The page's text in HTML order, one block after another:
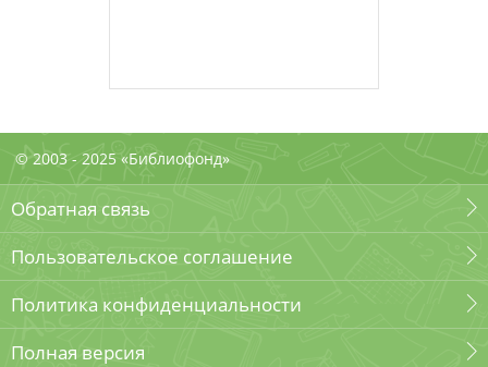
© 2003 - 2025 «Библиофонд»
Обратная связь
Пользовательское соглашение
Политика конфиденциальности
Полная версия